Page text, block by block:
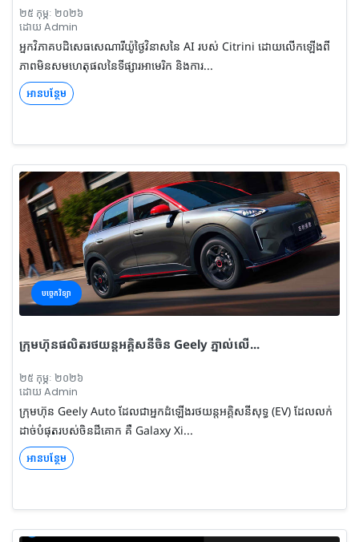
២៥ កុម្ភៈ ២០២៦
ដោយ Admin
អ្នកវិភាគបដិសេធសេណារីយ៉ូថ្ងៃវិនាសនៃ AI របស់ Citrini ដោយលើកឡើងពី
ភាពមិនសមហេតុផលនៃទីផ្សារអាមេរិក និងការ...
អានបន្ថែម
បច្ចេកវិទ្យា
ក្រុមហ៊ុនផលិតរថយន្តអគ្គិសនីចិន Geely ភ្នាល់លើ...
២៥ កុម្ភៈ ២០២៦
ដោយ Admin
ក្រុមហ៊ុន Geely Auto ដែលជាអ្នកដំឡើងរថយន្តអគ្គិសនីសុទ្ធ (EV) ដែលលក់
ដាច់បំផុតរបស់ចិនដីគោក គឺ Galaxy Xi...
អានបន្ថែម